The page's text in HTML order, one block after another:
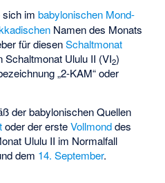
sich imbabylonischen Mond-
Namen des Monats
für diesenSchaltmonat
Schaltmonat Ululu II (VI2)
„2-KAM“ oder
der babylonischen Quellen
oder der ersteVollmonddes
Ululu II im Normalfall
dem 14. September.